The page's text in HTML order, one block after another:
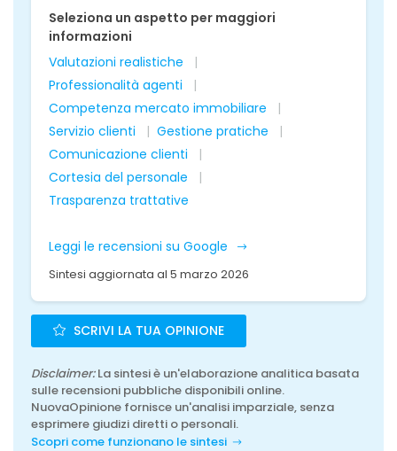
Seleziona un aspetto per maggiori
informazioni
Valutazioni realistiche
Professionalità agenti
Competenza mercato immobiliare
Servizio clienti
Gestione pratiche
Comunicazione clienti
Cortesia del personale
Trasparenza trattative
Leggi le recensioni su Google
Sintesi aggiornata al 5 marzo 2026
SCRIVI LA TUA OPINIONE
Disclaimer:La sintesi è un'elaborazione analitica basata
sulle recensioni pubbliche disponibili online.
NuovaOpinione fornisce un'analisi imparziale, senza
esprimere giudizi diretti o personali.
Scopri come funzionano le sintesi